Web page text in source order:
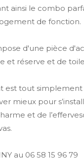
ainsi le combo
de fonction.
d'une pièce
et réserve et de
est tout
mieux pour
et de
au 06 58 15 96 79